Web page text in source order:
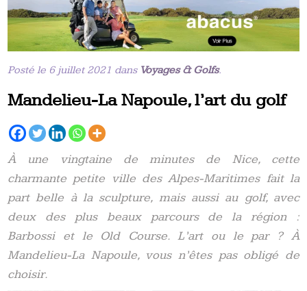
Posté le 6 juillet 2021 dans Voyages & Golfs.
Mandelieu-La Napoule, l’art du golf
À une vingtaine de minutes de Nice, cette
charmante petite ville des Alpes-Maritimes fait la
part belle à la sculpture, mais aussi au golf, avec
deux des plus beaux parcours de la région :
Barbossi et le Old Course. L’art ou le par ? À
Mandelieu-La Napoule, vous n’êtes pas obligé de
choisir.